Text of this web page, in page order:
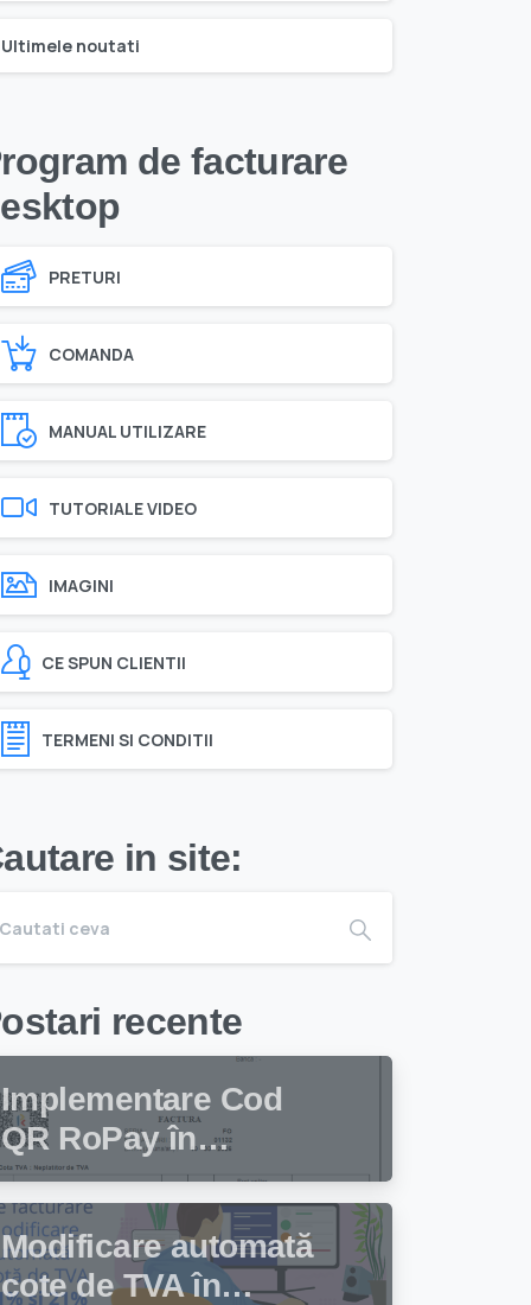
Ultimele noutati
de facturare
PRETURI
COMANDA
MANUAL UTILIZARE
TUTORIALE VIDEO
IMAGINI
CE SPUN CLIENTII
TERMENI SI CONDITII
in site:
recente
Implementare Cod
QR RoPay în
programul de
facturare Facturis
Modificare automată
cote de TVA în